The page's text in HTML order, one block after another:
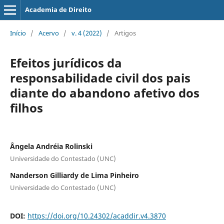
Academia de Direito
Início / Acervo / v. 4 (2022) / Artigos
Efeitos jurídicos da
responsabilidade civil dos pais
diante do abandono afetivo dos
filhos
Ângela Andréia Rolinski
Universidade do Contestado (UNC)
Nanderson Gilliardy de Lima Pinheiro
Universidade do Contestado (UNC)
DOI: https://doi.org/10.24302/acaddir.v4.3870